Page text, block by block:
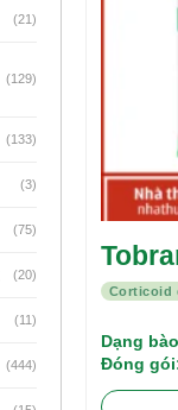
(21)
(129)
(133)
(3)
(75)
(20)
(11)
(444)
Corticoid
Dạng
Đóng